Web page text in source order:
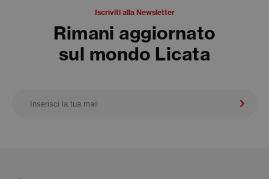
Iscriviti alla Newsletter
Rimani aggiornato
sul mondo Licata